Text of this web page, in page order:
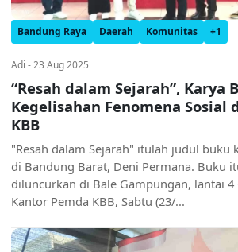
Bandung Raya Daerah Komunitas +1
Adi - 23 Aug 2025
“Resah dalam Sejarah”, Karya
Kegelisahan Fenomena Sosial
KBB
"Resah dalam Sejarah" itulah judul buku
di Bandung Barat, Deni Permana. Buku
diluncurkan di Bale Gampungan, lantai 4
Kantor Pemda KBB, Sabtu (23/...